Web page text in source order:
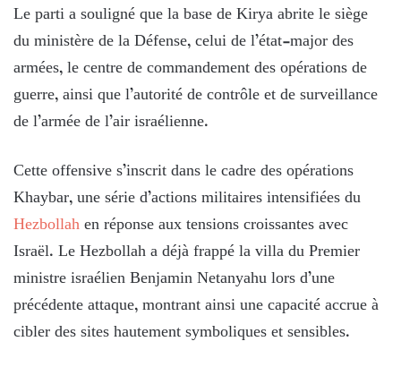
Le parti a souligné que la base de Kirya abrite le siège
du ministère de la Défense, celui de l’état-major des
armées, le centre de commandement des opérations de
guerre, ainsi que l’autorité de contrôle et de surveillance
de l’armée de l’air israélienne.
Cette offensive s’inscrit dans le cadre des opérations
Khaybar, une série d’actions militaires intensifiées du
Hezbollahen réponse aux tensions croissantes avec
Israël. Le Hezbollah a déjà frappé la villa du Premier
ministre israélien Benjamin Netanyahu lors d’une
précédente attaque, montrant ainsi une capacité accrue à
cibler des sites hautement symboliques et sensibles.